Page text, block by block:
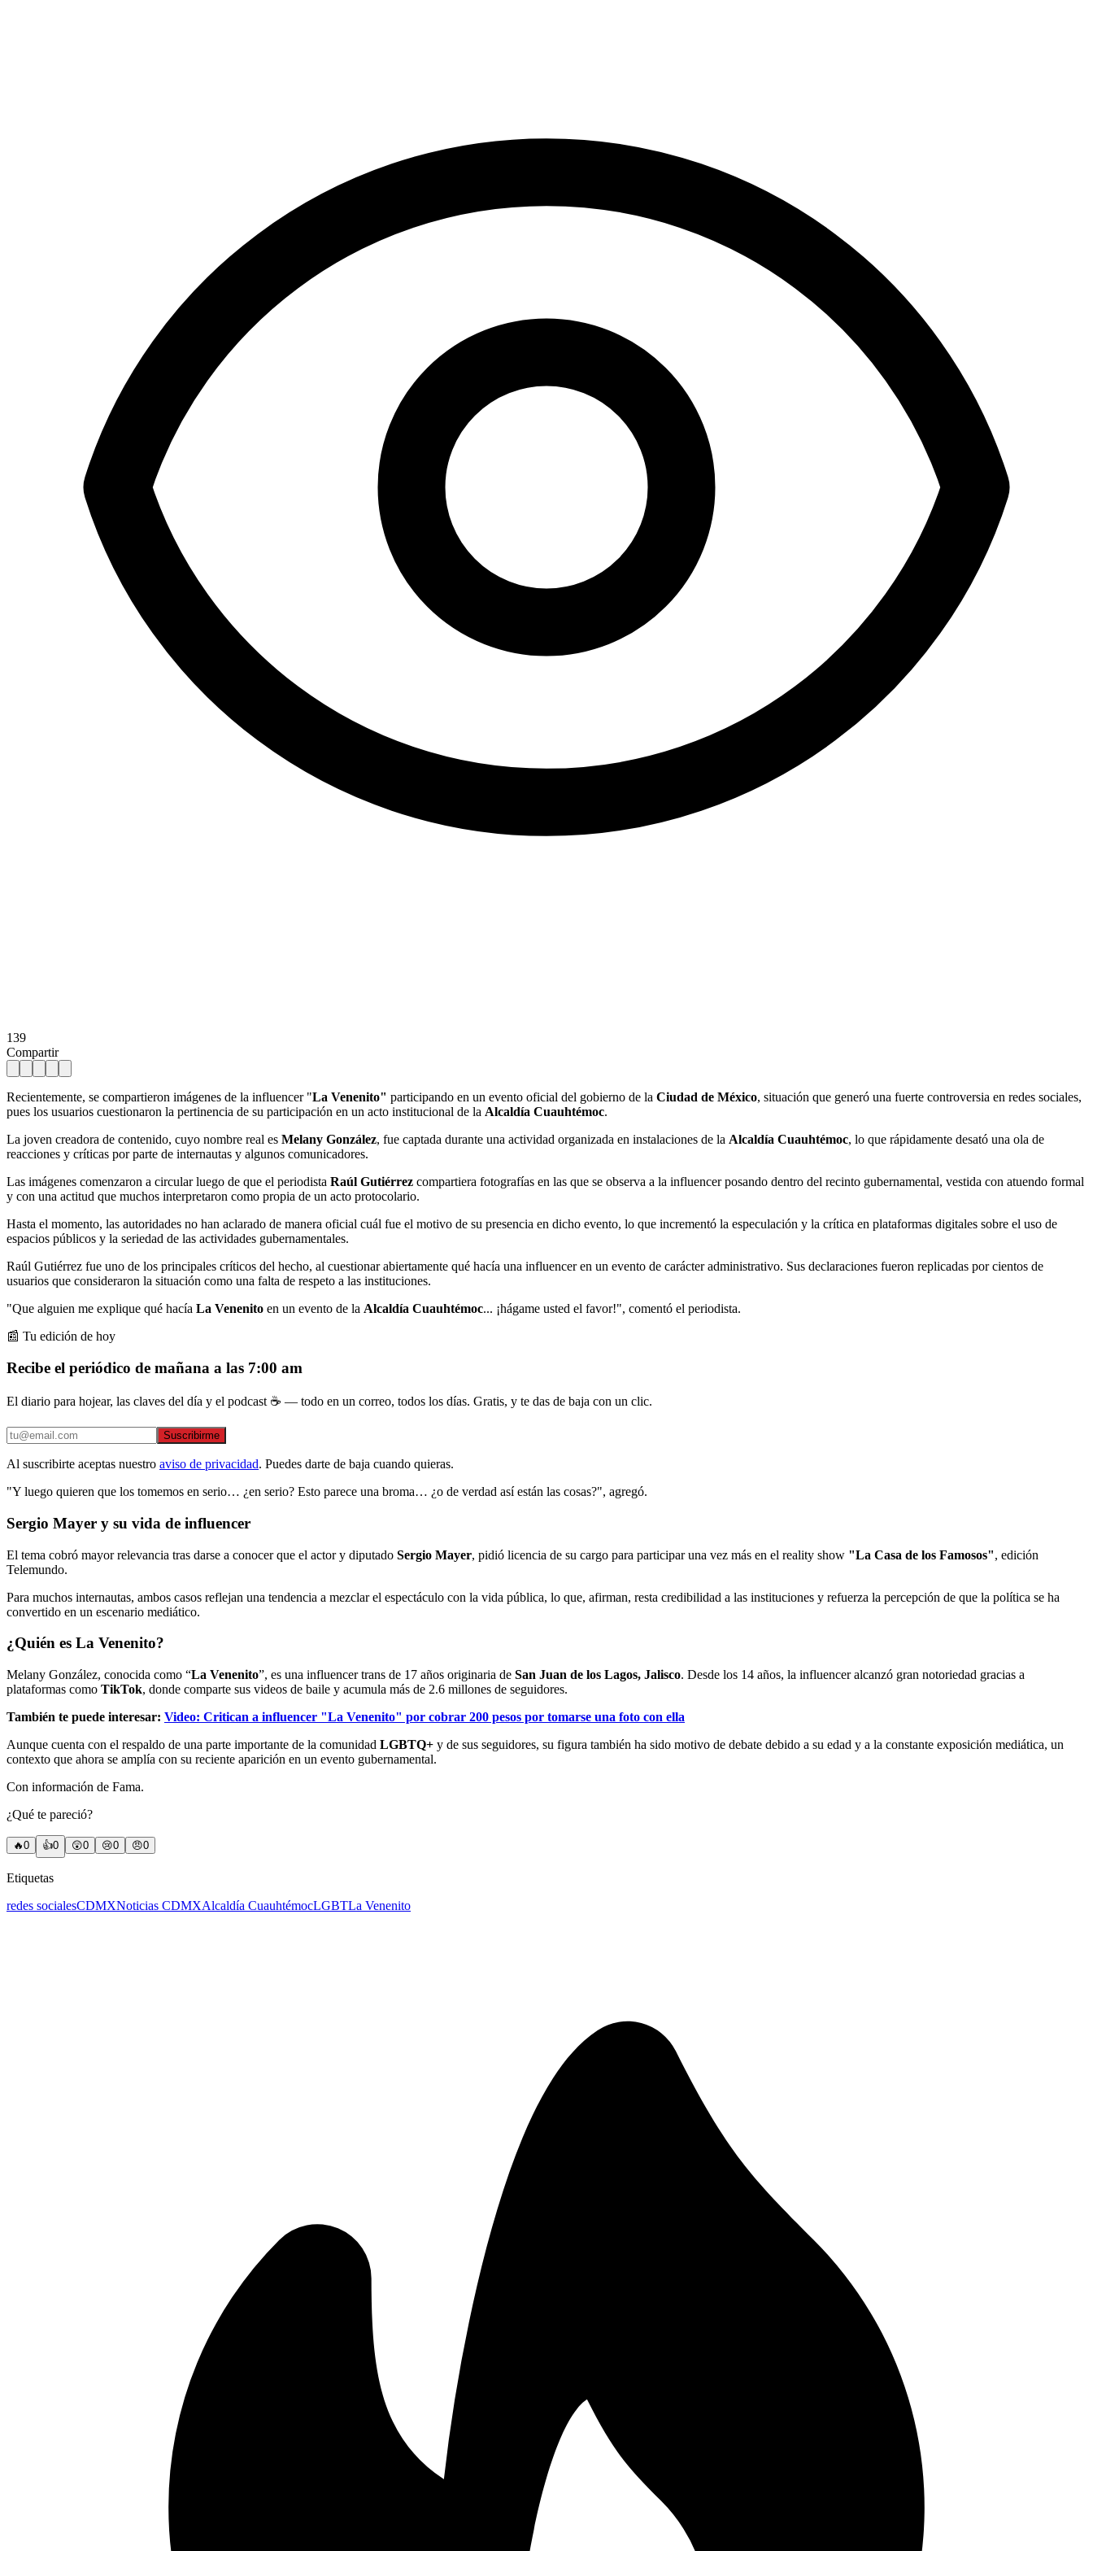
139
Compartir
Recientemente, se compartieron imágenes de la influencer "La Venenito" participando en un evento oficial del gobierno de la Ciudad de México, situación que generó una fuerte controversia en redes sociales,
pues los usuarios cuestionaron la pertinencia de su participación en un acto institucional de la Alcaldía Cuauhtémoc.
La joven creadora de contenido, cuyo nombre real es Melany González, fue captada durante una actividad organizada en instalaciones de la Alcaldía Cuauhtémoc, lo que rápidamente desató una ola de
reacciones y críticas por parte de internautas y algunos comunicadores.
Las imágenes comenzaron a circular luego de que el periodista Raúl Gutiérrez compartiera fotografías en las que se observa a la influencer posando dentro del recinto gubernamental, vestida con atuendo formal
y con una actitud que muchos interpretaron como propia de un acto protocolario.
Hasta el momento, las autoridades no han aclarado de manera oficial cuál fue el motivo de su presencia en dicho evento, lo que incrementó la especulación y la crítica en plataformas digitales sobre el uso de
espacios públicos y la seriedad de las actividades gubernamentales.
Raúl Gutiérrez fue uno de los principales críticos del hecho, al cuestionar abiertamente qué hacía una influencer en un evento de carácter administrativo. Sus declaraciones fueron replicadas por cientos de
usuarios que consideraron la situación como una falta de respeto a las instituciones.
"Que alguien me explique qué hacía La Venenito en un evento de la Alcaldía Cuauhtémoc... ¡hágame usted el favor!", comentó el periodista.
📰 Tu edición de hoy
Recibe el periódico de mañana a las 7:00 am
El diario para hojear, las claves del día y el podcast ☕ — todo en un correo, todos los días. Gratis, y te das de baja con un clic.
Suscribirme
Al suscribirte aceptas nuestro aviso de privacidad. Puedes darte de baja cuando quieras.
"Y luego quieren que los tomemos en serio… ¿en serio? Esto parece una broma… ¿o de verdad así están las cosas?", agregó.
Sergio Mayer y su vida de influencer
El tema cobró mayor relevancia tras darse a conocer que el actor y diputado Sergio Mayer, pidió licencia de su cargo para participar una vez más en el reality show "La Casa de los Famosos", edición
Telemundo.
Para muchos internautas, ambos casos reflejan una tendencia a mezclar el espectáculo con la vida pública, lo que, afirman, resta credibilidad a las instituciones y refuerza la percepción de que la política se ha
convertido en un escenario mediático.
¿Quién es La Venenito?
Melany González, conocida como “La Venenito”, es una influencer trans de 17 años originaria de San Juan de los Lagos, Jalisco. Desde los 14 años, la influencer alcanzó gran notoriedad gracias a
plataformas como TikTok, donde comparte sus videos de baile y acumula más de 2.6 millones de seguidores.
También te puede interesar: Video: Critican a influencer "La Venenito" por cobrar 200 pesos por tomarse una foto con ella
Aunque cuenta con el respaldo de una parte importante de la comunidad LGBTQ+ y de sus seguidores, su figura también ha sido motivo de debate debido a su edad y a la constante exposición mediática, un
contexto que ahora se amplía con su reciente aparición en un evento gubernamental.
Con información de Fama.
¿Qué te pareció?
🔥0 👍0 😲0 😢0 😠0
Etiquetas
redes socialesCDMXNoticias CDMXAlcaldía CuauhtémocLGBTLa Venenito